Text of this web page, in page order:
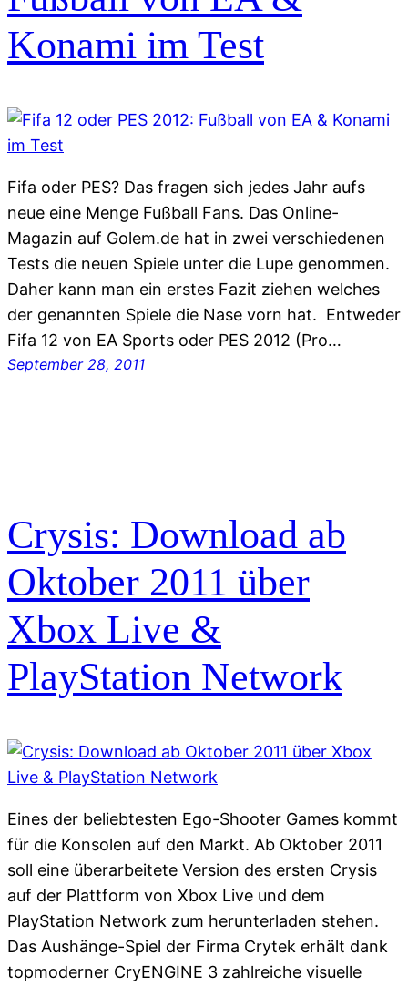
Konami im Test
Fifa oder PES? Das fragen sich jedes Jahr aufs
neue eine Menge Fußball Fans. Das Online-
Magazin auf Golem.de hat in zwei verschiedenen
Tests die neuen Spiele unter die Lupe genommen.
Daher kann man ein erstes Fazit ziehen welches
der genannten Spiele die Nase vorn hat. Entweder
Fifa 12 von EA Sports oder PES 2012 (Pro…
September 28, 2011
Crysis: Download ab
Oktober 2011 über
Xbox Live &
PlayStation Network
Eines der beliebtesten Ego-Shooter Games kommt
für die Konsolen auf den Markt. Ab Oktober 2011
soll eine überarbeitete Version des ersten Crysis
auf der Plattform von Xbox Live und dem
PlayStation Network zum herunterladen stehen.
Das Aushänge-Spiel der Firma Crytek erhält dank
topmoderner CryENGINE 3 zahlreiche visuelle